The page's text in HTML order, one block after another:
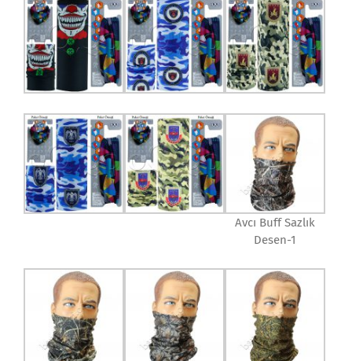
Avcı Buff Sazlık
Desen-1